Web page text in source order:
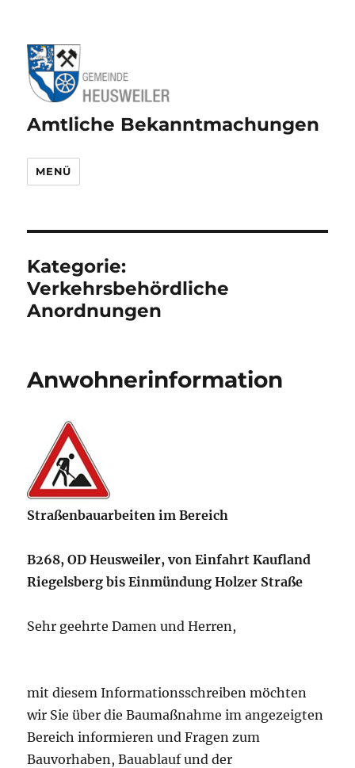
Amtliche Bekanntmachungen
MENÜ
Kategorie:
Verkehrsbehördliche
Anordnungen
Anwohnerinformation
Straßenbauarbeiten im Bereich
B268, OD Heusweiler, von Einfahrt Kaufland
Riegelsberg bis Einmündung Holzer Straße
Sehr geehrte Damen und Herren,
mit diesem Informationsschreiben möchten
wir Sie über die Baumaßnahme im angezeigten
Bereich informieren und Fragen zum
Bauvorhaben, Bauablauf und der